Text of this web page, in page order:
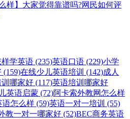
样】大家觉得靠谱吗?网民如何评
学英语 (235)英语口语 (229)小学
(159)在线少儿英语培训 (142)成人
哪家好 (117)英语培训哪家好
英语启蒙 (72)阿卡索外教网怎么样
语怎么样 (59)英语一对一培训 (55)
教一对一哪家好 (52)BEC商务英语